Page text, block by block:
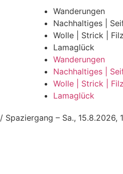
Wanderungen
Nachhaltiges |
Wolle | Strick | Filz
Lamaglück
Wanderungen
Nachhaltiges |
Wolle | Strick | Filz
Lamaglück
/ Spaziergang – Sa., 15.8.2026,